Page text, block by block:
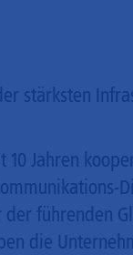
stärksten
10 Jahren
führenden
die